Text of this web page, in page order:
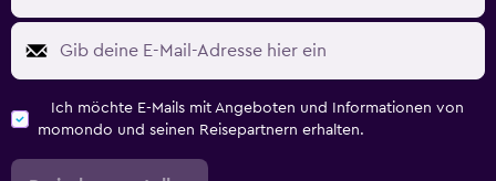
Ich möchte E-Mails mit Angeboten und Informationen von
momondo und seinen Reisepartnern erhalten.